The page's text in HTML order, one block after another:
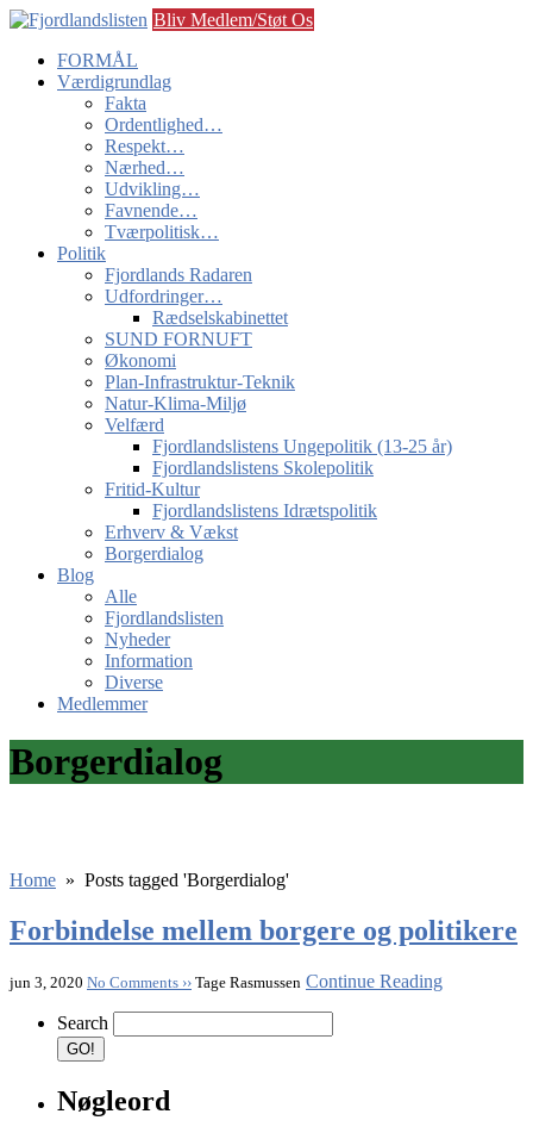
Bliv Medlem/Støt Os
FORMÅL
Værdigrundlag
Fakta
Ordentlighed…
Respekt…
Nærhed…
Udvikling…
Favnende…
Tværpolitisk…
Politik
Fjordlands Radaren
Udfordringer…
Rædselskabinettet
SUND FORNUFT
Økonomi
Plan-Infrastruktur-Teknik
Natur-Klima-Miljø
Velfærd
Fjordlandslistens Ungepolitik (13-25 år)
Fjordlandslistens Skolepolitik
Fritid-Kultur
Fjordlandslistens Idrætspolitik
Erhverv & Vækst
Borgerdialog
Blog
Alle
Fjordlandslisten
Nyheder
Information
Diverse
Medlemmer
Borgerdialog
Home » Posts tagged 'Borgerdialog'
Forbindelse mellem borgere og politikere
jun 3, 2020 No Comments ›› Tage Rasmussen Continue Reading
Search
Nøgleord